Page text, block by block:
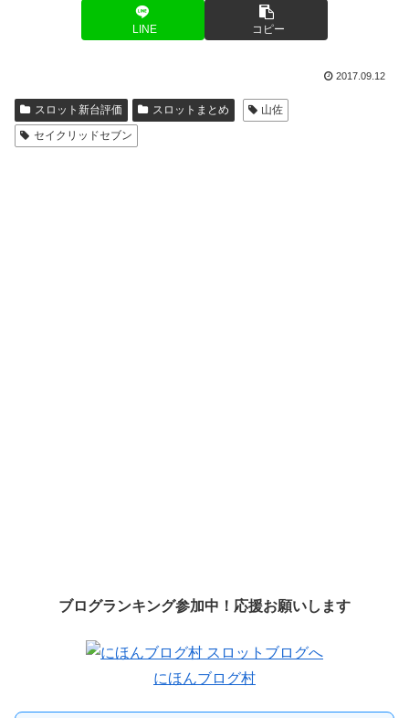
LINE コピー
2017.09.12
スロット新台評価 スロットまとめ
山佐
セイクリッドセブン
ブログランキング参加中！応援お願いします
にほんブログ村